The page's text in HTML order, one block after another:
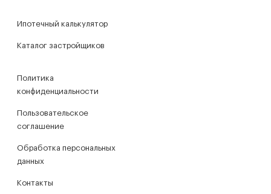
Ипотечный калькулятор
Каталог застройщиков
Политика
конфиденциальности
Пользовательское
соглашение
Обработка персональных
данных
Контакты